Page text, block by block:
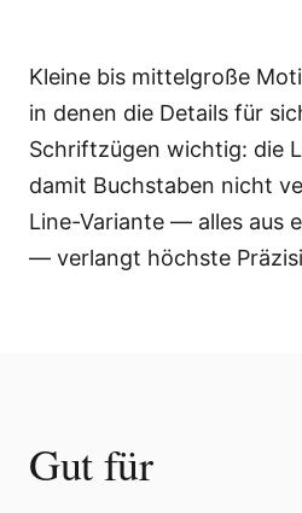
Kleine bis mittelgroße
in denen die Details für
Schriftzügen wichtig: die
damit Buchstaben nicht
Line-Variante — alles aus
— verlangt höchste
Gut für